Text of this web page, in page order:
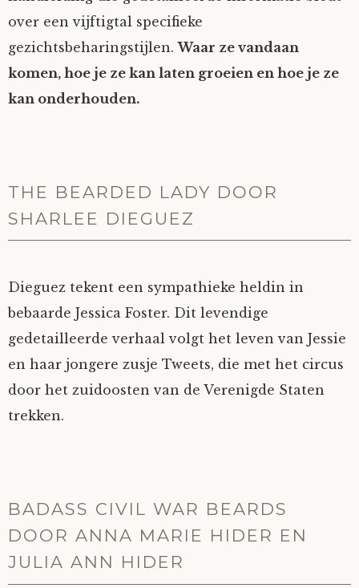
over een vijftigtal specifieke
gezichtsbeharingstijlen.Waar ze vandaan
komen, hoe je ze kan laten groeien en hoe je ze
kan onderhouden.
THE BEARDED LADY DOOR
SHARLEE DIEGUEZ
Dieguez tekent een sympathieke heldin in
bebaarde Jessica Foster. Dit levendige
gedetailleerde verhaal volgt het leven van Jessie
en haar jongere zusje Tweets, die met het circus
door het zuidoosten van de Verenigde Staten
trekken.
BADASS CIVIL WAR BEARDS
DOOR ANNA MARIE HIDER EN
JULIA ANN HIDER